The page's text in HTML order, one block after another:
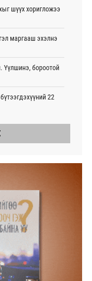
шүүх хоригложээ
маргааш эхэлнэ
Үүлшинэ, бороотой
22